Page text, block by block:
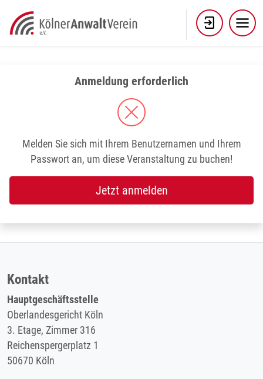
content
Anmeldung erforderlich
Melden Sie sich mit Ihrem Benutzernamen und Ihrem
Passwort an, um diese Veranstaltung zu buchen!
Jetzt anmelden
Kontakt
Hauptgeschäftsstelle
Oberlandesgericht Köln
3. Etage, Zimmer 316
Reichenspergerplatz 1
50670 Köln